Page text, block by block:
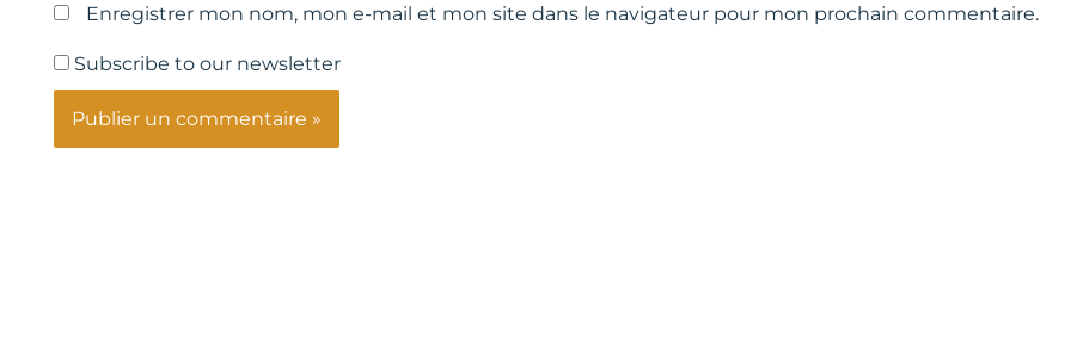
Enregistrer mon nom, mon e-mail et mon site dans le navigateur pour mon prochain commentaire.
Subscribe to our newsletter